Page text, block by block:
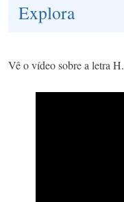
Explora
Vê o vídeo sobre a letra H.